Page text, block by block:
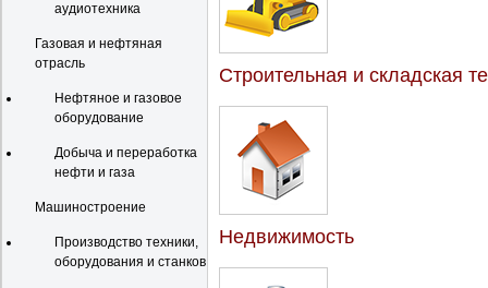
аудиотехника
Газовая и нефтяная
отрасль
Нефтяное и газовое
оборудование
Добыча и переработка
нефти и газа
Машиностроение
Производство техники,
оборудования и станков
Строительная и складская
Недвижимость